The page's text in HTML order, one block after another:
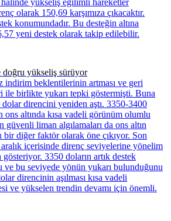
yükseliş eğilimli hareketler
olarak 150,69 karşımıza çıkacaktır.
konumundadır. Bu desteğin altına
yeni destek olarak takip edilebilir.
yükseliş sürüyor
indirim beklentilerinin artması ve geri
ile birlikte yukarı tepki göstermişti. Buna
dolar direncini yeniden aştı. 3350-3400
ons altında kısa vadeli görünüm olumlu
güvenli liman algılamaları da ons altın
bir diğer faktör olarak öne çıkıyor. Son
içerisinde direnç seviyelerine yönelim
gösteriyor. 3350 doların artık destek
ve bu seviyede yönün yukarı bulunduğunu
direncinin aşılması kısa vadeli
ve yükselen trendin devamı için önemli.